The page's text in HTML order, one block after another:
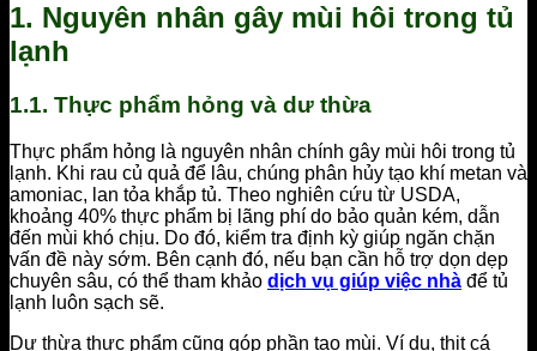
1. Nguyên nhân gây mùi hôi trong tủ
lạnh
1.1. Thực phẩm hỏng và dư thừa
Thực phẩm hỏng là nguyên nhân chính gây mùi hôi trong tủ
lạnh. Khi rau củ quả để lâu, chúng phân hủy tạo khí metan và
amoniac, lan tỏa khắp tủ. Theo nghiên cứu từ USDA,
khoảng 40% thực phẩm bị lãng phí do bảo quản kém, dẫn
đến mùi khó chịu. Do đó, kiểm tra định kỳ giúp ngăn chặn
vấn đề này sớm. Bên cạnh đó, nếu bạn cần hỗ trợ dọn dẹp
chuyên sâu, có thể tham khảo dịch vụ giúp việc nhà để tủ
lạnh luôn sạch sẽ.
Dư thừa thực phẩm cũng góp phần tạo mùi. Ví dụ, thịt cá